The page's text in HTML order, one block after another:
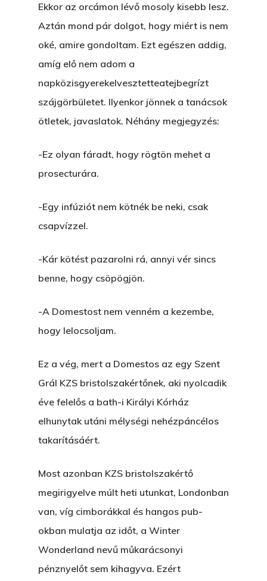
Ekkor az orcámon lévő mosoly kisebb lesz.
Aztán mond pár dolgot, hogy miért is nem
oké, amire gondoltam. Ezt egészen addig,
amíg elő nem adom a
napközisgyerekelvesztetteatejbegrízt
szájgörbületet. Ilyenkor jönnek a tanácsok
ötletek, javaslatok. Néhány megjegyzés:
-Ez olyan fáradt, hogy rögtön mehet a
prosecturára.
-Egy infúziót nem kötnék be neki, csak
csapvízzel.
-Kár kötést pazarolni rá, annyi vér sincs
benne, hogy csöpögjön.
-A Domestost nem venném a kezembe,
hogy lelocsoljam.
Ez a vég, mert a Domestos az egy Szent
Grál KZS bristolszakértőnek, aki nyolcadik
éve felelős a bath-i Királyi Kórház
elhunytak utáni mélységi nehézpáncélos
takarításáért.
Most azonban KZS bristolszakértő
megirigyelve múlt heti utunkat, Londonban
van, víg cimborákkal és hangos pub-
okban mulatja az időt, a Winter
Wonderland nevű műkarácsonyi
pénznyelőt sem kihagyva. Ezért